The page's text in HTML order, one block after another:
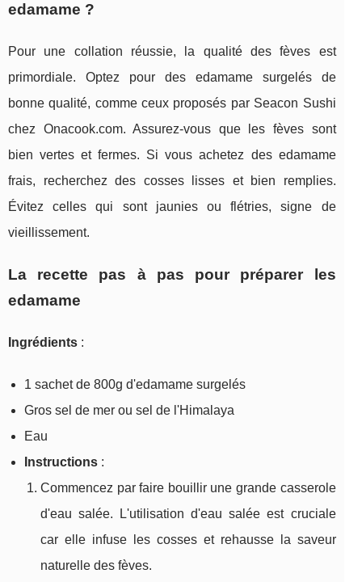
edamame ?
Pour une collation réussie, la qualité des fèves est
primordiale. Optez pour des edamame surgelés de
bonne qualité, comme ceux proposés par Seacon Sushi
chez Onacook.com. Assurez-vous que les fèves sont
bien vertes et fermes. Si vous achetez des edamame
frais, recherchez des cosses lisses et bien remplies.
Évitez celles qui sont jaunies ou flétries, signe de
vieillissement.
La recette pas à pas pour préparer les
edamame
Ingrédients :
1 sachet de 800g d'edamame surgelés
Gros sel de mer ou sel de l'Himalaya
Eau
Instructions :
Commencez par faire bouillir une grande casserole
d'eau salée. L'utilisation d'eau salée est cruciale
car elle infuse les cosses et rehausse la saveur
naturelle des fèves.